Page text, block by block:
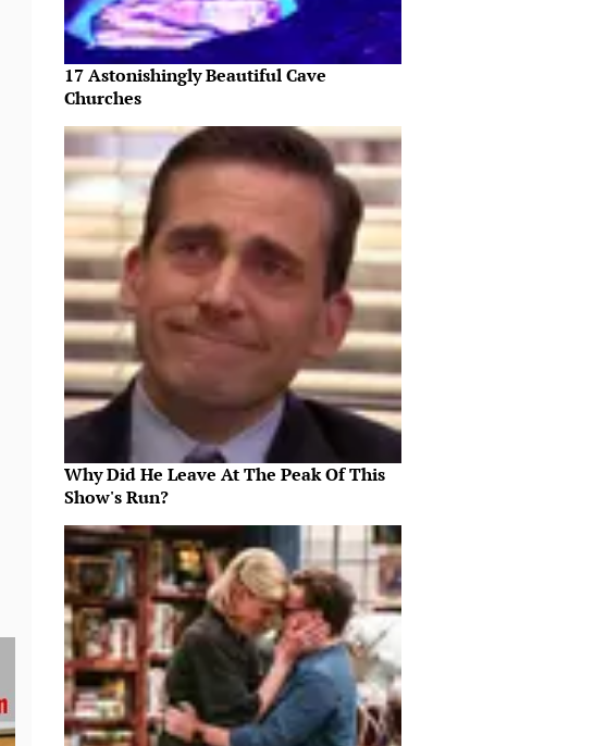
17 Astonishingly Beautiful Cave
Churches
Why Did He Leave At The Peak Of This
Show's Run?